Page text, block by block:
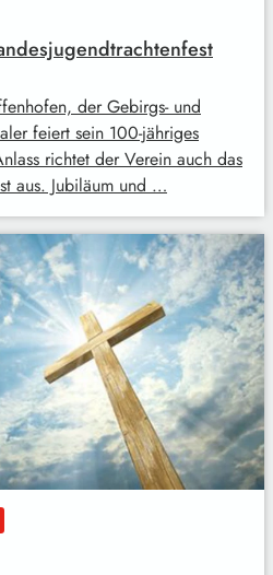
der Gebirgs- und
feiert sein 100-jähriges
richtet der Verein auch das
aus. Jubiläum und …